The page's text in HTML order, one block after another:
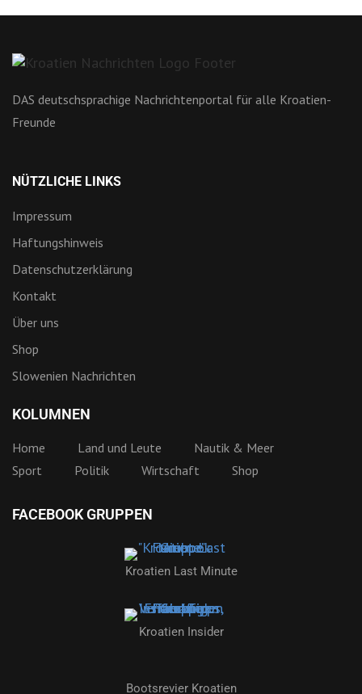
DAS deutschsprachige Nachrichtenportal für alle Kroatien-
Freunde
NÜTZLICHE LINKS
Impressum
Haftungshinweis
Datenschutzerklärung
Kontakt
Über uns
Shop
Slowenien Nachrichten
KOLUMNEN
Home Land und Leute
Nautik & Meer
Sport
Politik Wirtschaft Shop
FACEBOOK GRUPPEN
Kroatien Last Minute
Kroatien Insider
Bootsrevier Kroatien